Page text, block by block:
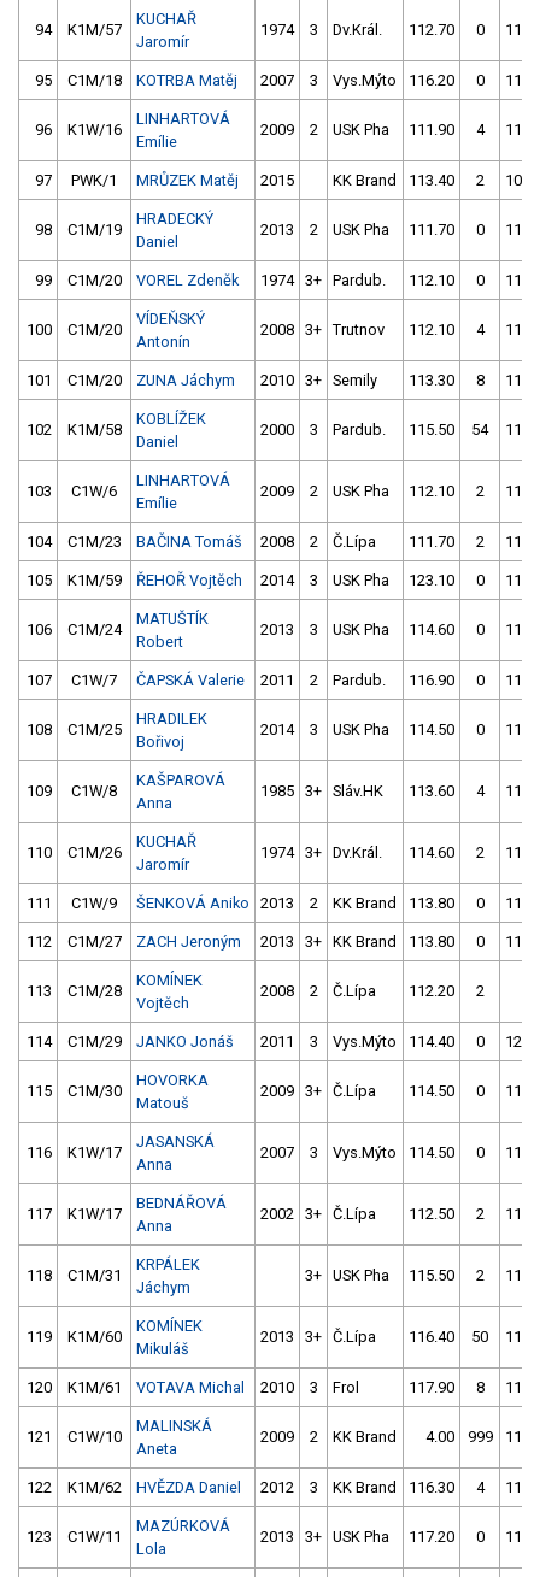
94 K1M/57
KUCHAŘ
Jaromír
1974 3 Dv.Král. 112.70 0
95 C1M/18 KOTRBA Matěj 2007 3 Vys.Mýto 116.20 0
96 K1W/16
LINHARTOVÁ
Emílie
2009 2 USK Pha 111.90 4
97 PWK/1 MRŮZEK Matěj 2015 KK Brand 113.40 2
98 C1M/19
HRADECKÝ
Daniel
2013 2 USK Pha 111.70 0
99 C1M/20 VOREL Zdeněk 1974 3+ Pardub. 112.10 0
100 C1M/20
VÍDEŇSKÝ
Antonín
2008 3+ Trutnov 112.10 4
101 C1M/20 ZUNA Jáchym 2010 3+ Semily 113.30 8
102 K1M/58
KOBLÍŽEK
Daniel
2000 3 Pardub. 115.50 54
103 C1W/6
LINHARTOVÁ
Emílie
2009 2 USK Pha 112.10 2
104 C1M/23 BAČINA Tomáš 2008 2 Č.Lípa 111.70 2
105 K1M/59 ŘEHOŘ Vojtěch 2014 3 USK Pha 123.10 0
106 C1M/24
MATUŠTÍK
Robert
2013 3 USK Pha 114.60 0
107 C1W/7 ČAPSKÁ Valerie 2011 2 Pardub. 116.90 0
108 C1M/25
HRADILEK
Bořivoj
2014 3 USK Pha 114.50 0
109 C1W/8
KAŠPAROVÁ
Anna
1985 3+ Sláv.HK 113.60 4
110 C1M/26
KUCHAŘ
Jaromír
1974 3+ Dv.Král. 114.60 2
111 C1W/9 ŠENKOVÁ Aniko 2013 2 KK Brand 113.80 0
112 C1M/27 ZACH Jeroným 2013 3+ KK Brand 113.80 0
113 C1M/28
KOMÍNEK
Vojtěch
2008 2 Č.Lípa 112.20 2
114 C1M/29 JANKO Jonáš 2011 3 Vys.Mýto 114.40 0
115 C1M/30
HOVORKA
Matouš
2009 3+ Č.Lípa 114.50 0
116 K1W/17
JASANSKÁ
Anna
2007 3 Vys.Mýto 114.50 0
117 K1W/17
BEDNÁŘOVÁ
Anna
2002 3+ Č.Lípa 112.50 2
118 C1M/31
KRPÁLEK
Jáchym
3+ USK Pha 115.50 2
119 K1M/60
KOMÍNEK
Mikuláš
2013 3+ Č.Lípa 116.40 50
120 K1M/61 VOTAVA Michal 2010 3 Frol 117.90 8
121 C1W/10
MALINSKÁ
Aneta
2009 2 KK Brand 4.00 999
122 K1M/62 HVĚZDA Daniel 2012 3 KK Brand 116.30 4
123 C1W/11
MAZÚRKOVÁ
Lola
2013 3+ USK Pha 117.20 0